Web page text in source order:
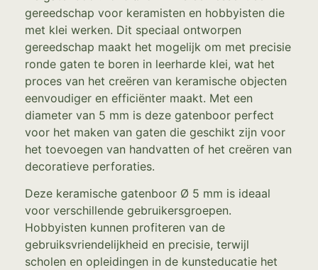
gereedschap voor keramisten en hobbyisten die
met klei werken. Dit speciaal ontworpen
gereedschap maakt het mogelijk om met precisie
ronde gaten te boren in leerharde klei, wat het
proces van het creëren van keramische objecten
eenvoudiger en efficiënter maakt. Met een
diameter van 5 mm is deze gatenboor perfect
voor het maken van gaten die geschikt zijn voor
het toevoegen van handvatten of het creëren van
decoratieve perforaties.
Deze keramische gatenboor Ø 5 mm is ideaal
voor verschillende gebruikersgroepen.
Hobbyisten kunnen profiteren van de
gebruiksvriendelijkheid en precisie, terwijl
scholen en opleidingen in de kunsteducatie het